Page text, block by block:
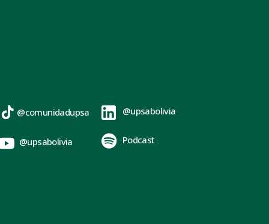
@comunidadupsa
@upsabolivia
@upsabolivia
Podcast